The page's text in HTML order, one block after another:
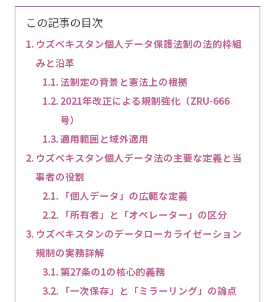
この記事の目次
ウズベキスタン個人データ保護法制の法的枠組
みと沿革
法制定の背景と憲法上の根拠
2021年改正による規制強化（ZRU-666
号）
適用範囲と域外適用
ウズベキスタン個人データ法の主要な定義と当
事者の役割
「個人データ」の広範な定義
「所有者」と「オペレーター」の区分
ウズベキスタンのデータローカライゼーション
規制の実務詳解
第27条の1の核心的義務
「一次保存」と「ミラーリング」の論点